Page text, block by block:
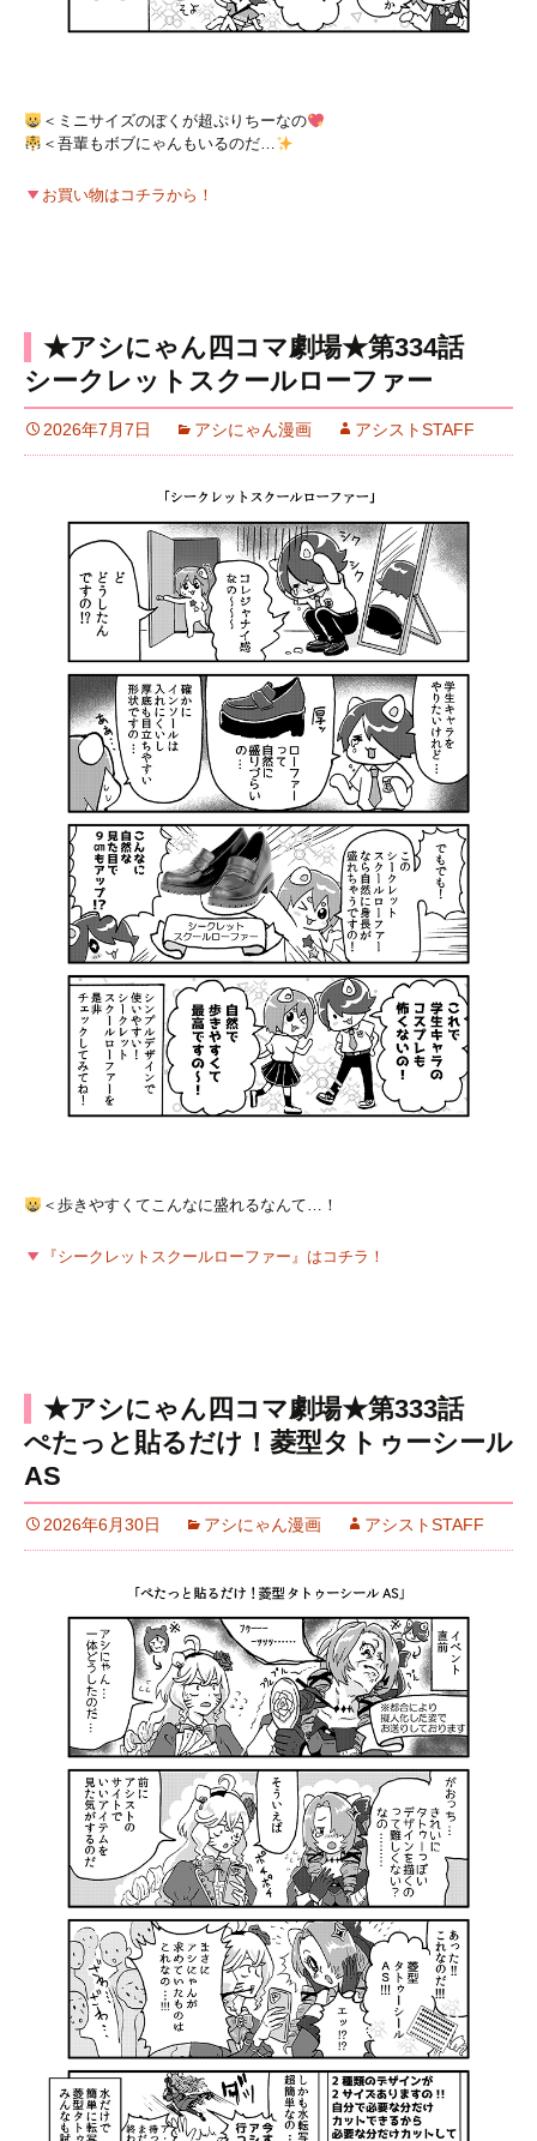
＜ミニサイズのぼくが超ぷりちーなの
＜吾輩もボブにゃんもいるのだ…
お買い物はコチラから！
★アシにゃん四コマ劇場★第334話
シークレットスクールローファー
2026年7月7日 アシにゃん漫画 アシストSTAFF
＜歩きやすくてこんなに盛れるなんて…！
『シークレットスクールローファー』はコチラ！
★アシにゃん四コマ劇場★第333話
ぺたっと貼るだけ！菱型タトゥーシール
AS
2026年6月30日 アシにゃん漫画 アシストSTAFF